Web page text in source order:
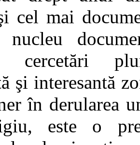
cel mai
nucleu
cercetări
şi interesantă
în derularea
este o